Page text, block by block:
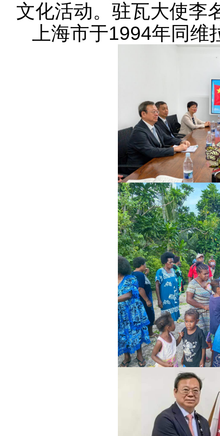
文化活动。驻瓦大使李
上海市于1994年同维